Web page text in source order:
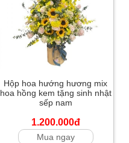
Hộp hoa hướng hương mix
hoa hồng kem tặng sinh nhật
sếp nam
1.200.000đ
Mua ngay